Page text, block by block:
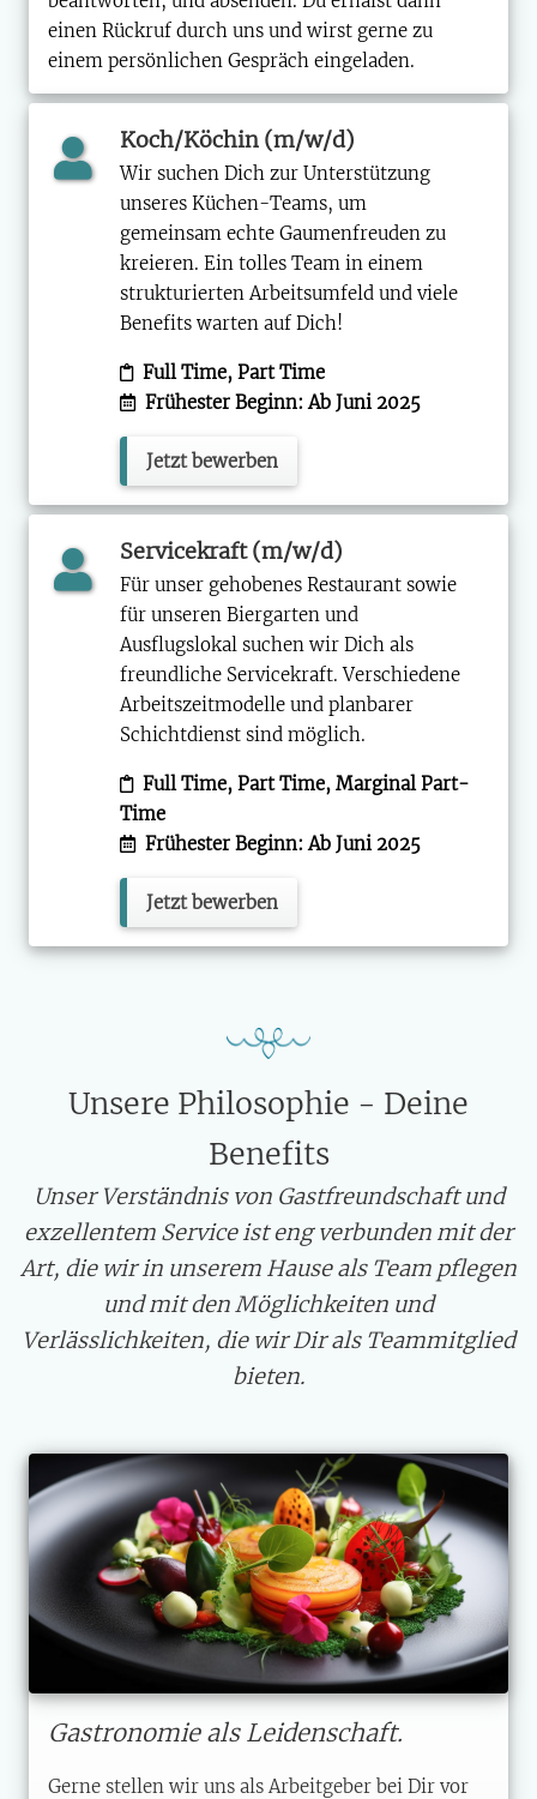
einen Rückruf durch uns und wirst gerne zu
einem persönlichen Gespräch eingeladen.
Koch/Köchin (m/w/d)
Wir suchen Dich zur Unterstützung
unseres Küchen-Teams, um
gemeinsam echte Gaumenfreuden zu
kreieren. Ein tolles Team in einem
strukturierten Arbeitsumfeld und viele
Benefits warten auf Dich!
Full Time, Part Time
Frühester Beginn: Ab Juni 2025
Jetzt bewerben
Servicekraft (m/w/d)
Für unser gehobenes Restaurant sowie
für unseren Biergarten und
Ausflugslokal suchen wir Dich als
freundliche Servicekraft. Verschiedene
Arbeitszeitmodelle und planbarer
Schichtdienst sind möglich.
Full Time, Part Time, Marginal Part-
Time
Frühester Beginn: Ab Juni 2025
Jetzt bewerben
Unsere Philosophie - Deine
Benefits
Unser Verständnis von Gastfreundschaft und
exzellentem Service ist eng verbunden mit der
Art, die wir in unserem Hause als Team pflegen
und mit den Möglichkeiten und
Verlässlichkeiten, die wir Dir als Teammitglied
bieten.
Gastronomie als Leidenschaft.
Gerne stellen wir uns als Arbeitgeber bei Dir vor